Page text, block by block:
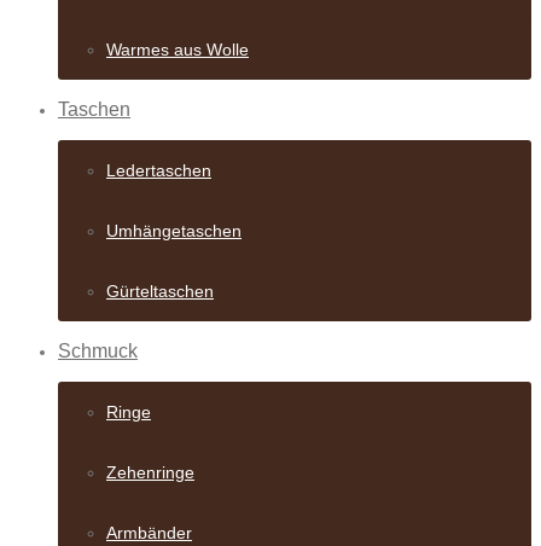
Warmes aus Wolle
Taschen
Ledertaschen
Umhängetaschen
Gürteltaschen
Schmuck
Ringe
Zehenringe
Armbänder